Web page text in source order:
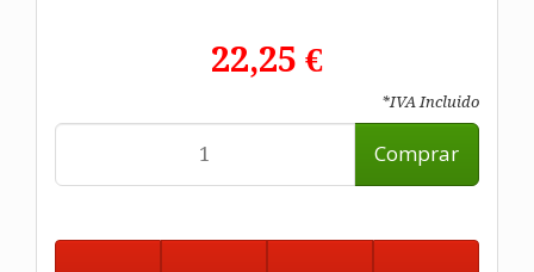
22,25 €
*IVA Incluido
Comprar